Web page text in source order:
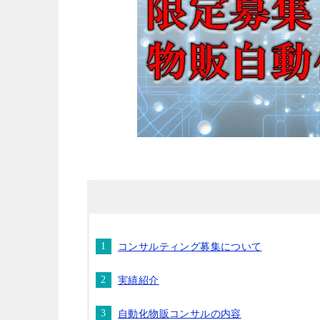
コンサルティング募集について
実績紹介
自動化物販コンサルの内容